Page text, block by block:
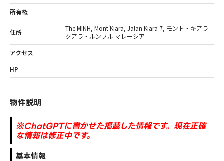
所有権
住所
The MINH, Mont'Kiara, Jalan Kiara 7, モント・キアラ
クアラ・ルンプル マレーシア
アクセス
HP
物件説明
※ChatGPTに書かせた掲載した情報です。現在正確
な情報は修正中です。
基本情報